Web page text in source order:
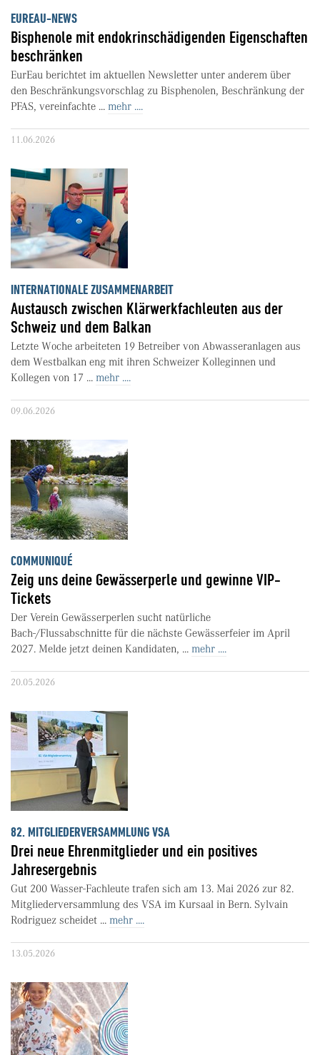
EUREAU-NEWS
Bisphenole mit endokrinschädigenden Eigenschaften
beschränken
EurEau berichtet im aktuellen Newsletter unter anderem über
den Beschränkungsvorschlag zu Bisphenolen, Beschränkung der
PFAS, vereinfachte ... mehr ....
11.06.2026
INTERNATIONALE ZUSAMMENARBEIT
Austausch zwischen Klärwerkfachleuten aus der
Schweiz und dem Balkan
Letzte Woche arbeiteten 19 Betreiber von Abwasseranlagen aus
dem Westbalkan eng mit ihren Schweizer Kolleginnen und
Kollegen von 17 ... mehr ....
09.06.2026
COMMUNIQUÉ
Zeig uns deine Gewässerperle und gewinne VIP-
Tickets
Der Verein Gewässerperlen sucht natürliche
Bach-/Flussabschnitte für die nächste Gewässerfeier im April
2027. Melde jetzt deinen Kandidaten, ... mehr ....
20.05.2026
82. MITGLIEDERVERSAMMLUNG VSA
Drei neue Ehrenmitglieder und ein positives
Jahresergebnis
Gut 200 Wasser-Fachleute trafen sich am 13. Mai 2026 zur 82.
Mitgliederversammlung des VSA im Kursaal in Bern. Sylvain
Rodriguez scheidet ... mehr ....
13.05.2026